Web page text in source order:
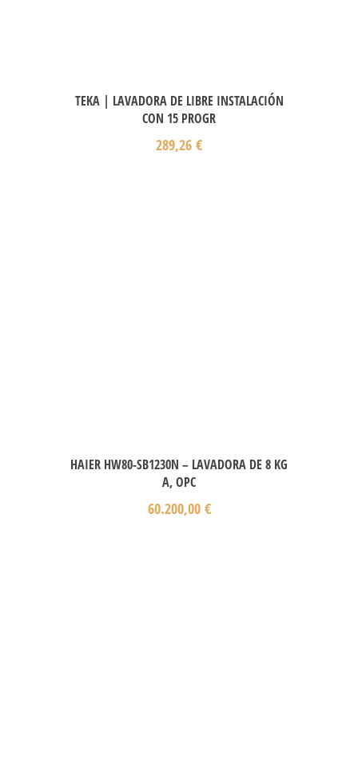
TEKA | LAVADORA DE LIBRE INSTALACIÓN
CON 15 PROGR
289,26 €
HAIER HW80-SB1230N – LAVADORA DE 8 KG
A, OPC
60.200,00 €